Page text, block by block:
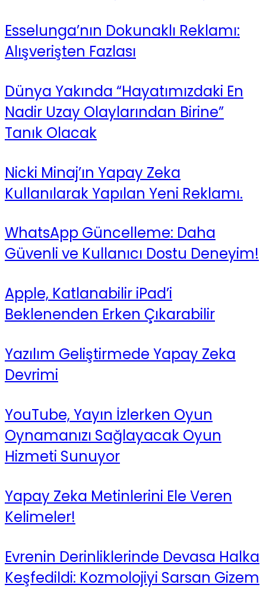
Esselunga’nın Dokunaklı Reklamı:
Alışverişten Fazlası
Dünya Yakında “Hayatımızdaki En
Nadir Uzay Olaylarından Birine”
Tanık Olacak
Nicki Minaj’ın Yapay Zeka
Kullanılarak Yapılan Yeni Reklamı.
WhatsApp Güncelleme: Daha
Güvenli ve Kullanıcı Dostu Deneyim!
Apple, Katlanabilir iPad’i
Beklenenden Erken Çıkarabilir
Yazılım Geliştirmede Yapay Zeka
Devrimi
YouTube, Yayın İzlerken Oyun
Oynamanızı Sağlayacak Oyun
Hizmeti Sunuyor
Yapay Zeka Metinlerini Ele Veren
Kelimeler!
Evrenin Derinliklerinde Devasa Halka
Keşfedildi: Kozmolojiyi Sarsan Gizem